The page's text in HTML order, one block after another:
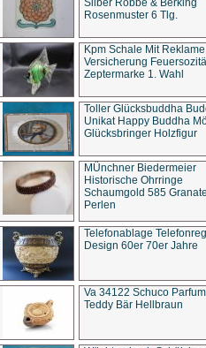
Silber Robbe & Berking
Rosenmuster 6 Tlg.
Kpm Schale Mit Reklame
Versicherung
Zeptermarke 1. Wahl
Toller Glücksbuddha
Unikat Happy Buddha
Glücksbringer Holzfigur
MÜnchner Biedermeier
Historische Ohrringe
Schaumgold 585
Perlen
Telefonablage
Design 60er 70er Jahre
Va 34122 Schuco
Teddy Bär Hellbraun